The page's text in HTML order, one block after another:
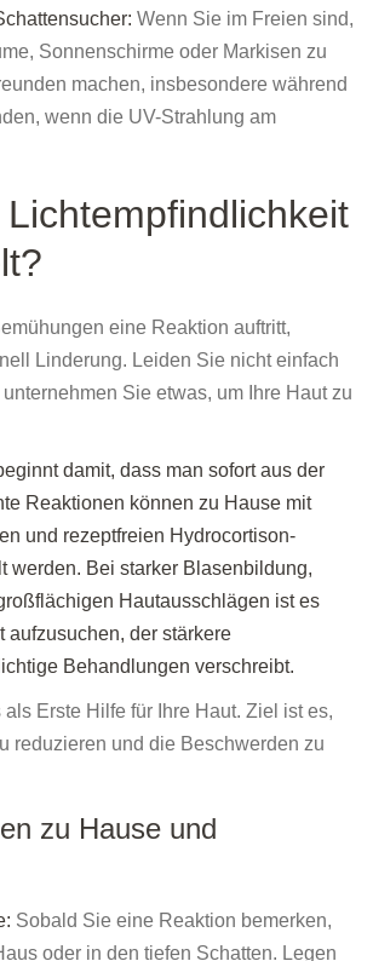
Wenn Sie im Freien sind,
Sonnenschirme oder Markisen zu
machen, insbesondere während
wenn die UV-Strahlung am
eine Reaktion auftritt,
Linderung. Leiden Sie nicht einfach
Sie etwas, um Ihre Haut zu
damit, dass man sofort aus der
Reaktionen können zu Hause mit
und rezeptfreien Hydrocortison-
werden. Bei starker Blasenbildung,
Hautausschlägen ist es
aufzusuchen, der stärkere
Behandlungen verschreibt.
Erste Hilfe für Ihre Haut. Ziel ist es,
reduzieren und die Beschwerden zu
zu Hause und
Sobald Sie eine Reaktion bemerken,
oder in den tiefen Schatten. Legen